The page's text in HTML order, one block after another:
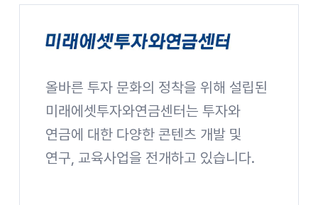
올바른 투자 문화의 정착을 위해 설립된
미래에셋투자와연금센터는 투자와
연금에 대한 다양한 콘텐츠 개발 및
연구, 교육사업을 전개하고 있습니다.